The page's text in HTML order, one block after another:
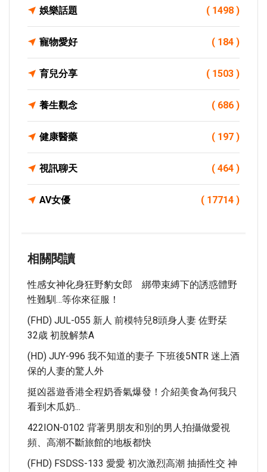
娛樂話題 ( 1498 )
寵物愛好 ( 184 )
育兒分享 ( 1503 )
養生觀念 ( 686 )
健康醫藥 ( 197 )
視訊聊天 ( 464 )
AV女優 ( 17714 )
相關閱讀
性感女神化身狂野豹女郎 綁帶束縛下的誘惑體野
性難馴…等你來征服！
(FHD) JUL-055 新人 前模特兒8頭身人妻 佐野栞
32歳 初脫解禁A
(HD) JUY-996 我不知道的妻子 下班後5NTR 迷上酒
保的人妻的驚人外
挺凶器遊香港全程奶香氣爆發！介紹美食為何我只
看到木瓜奶...
422ION-0102 背著男朋友和別的男人拍攝做愛視
頻、高潮不斷旅館的地板都快
(FHD) FSDSS-133 愛愛 初次激烈高潮 抽插性交 神